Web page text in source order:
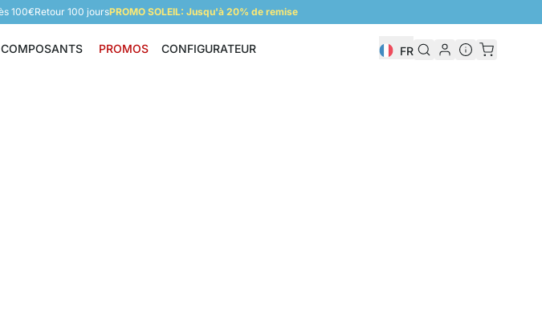
100€Retour 100 joursPROMO SOLEIL: Jusqu'à 20% de remise
COMPOSANTS
Composants
PROMOS CONFIGURATEUR FR